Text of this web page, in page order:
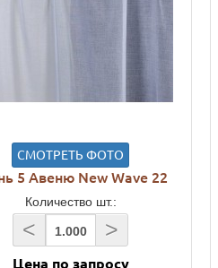
СМОТРЕТЬ ФОТО
5 Авеню New Wave 22
Количество шт.:
< >
Цена по запросу